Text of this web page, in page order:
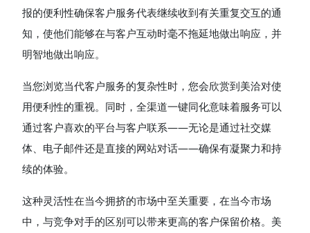
报的便利性确保客户服务代表继续收到有关重复交互的通
知，使他们能够在与客户互动时毫不拖延地做出响应，并
明智地做出响应。
当您浏览当代客户服务的复杂性时，您会欣赏到美洽对使
用便利性的重视。同时，全渠道一键同化意味着服务可以
通过客户喜欢的平台与客户联系——无论是通过社交媒
体、电子邮件还是直接的网站对话——确保有凝聚力和持
续的体验。
这种灵活性在当今拥挤的市场中至关重要，在当今市场
中，与竞争对手的区别可以带来更高的客户保留价格。美